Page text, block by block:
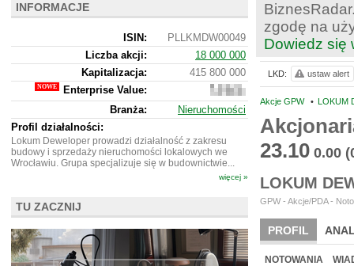
zgodę na
Dowiedz się
Akcje GPW • LOKUM
23.10 0.00
LOKUM
GPW - Akcje/PDA -
PROFIL
WYCENA BR
NOTOWANIA
LKD: ustaw alert
INFORMACJE
ISIN:
PLLKMDW00049
Liczba akcji:
18 000 000
Kapitalizacja:
415 800 000
Enterprise Value:
576
933
000
Branża:
Nieruchomości
Profil działalności:
Lokum Deweloper prowadzi działalność z zakresu
budowy i sprzedaży nieruchomości lokalowych we
Wrocławiu. Grupa specjalizuje się w budownictwie...
więcej »
TU ZACZNIJ